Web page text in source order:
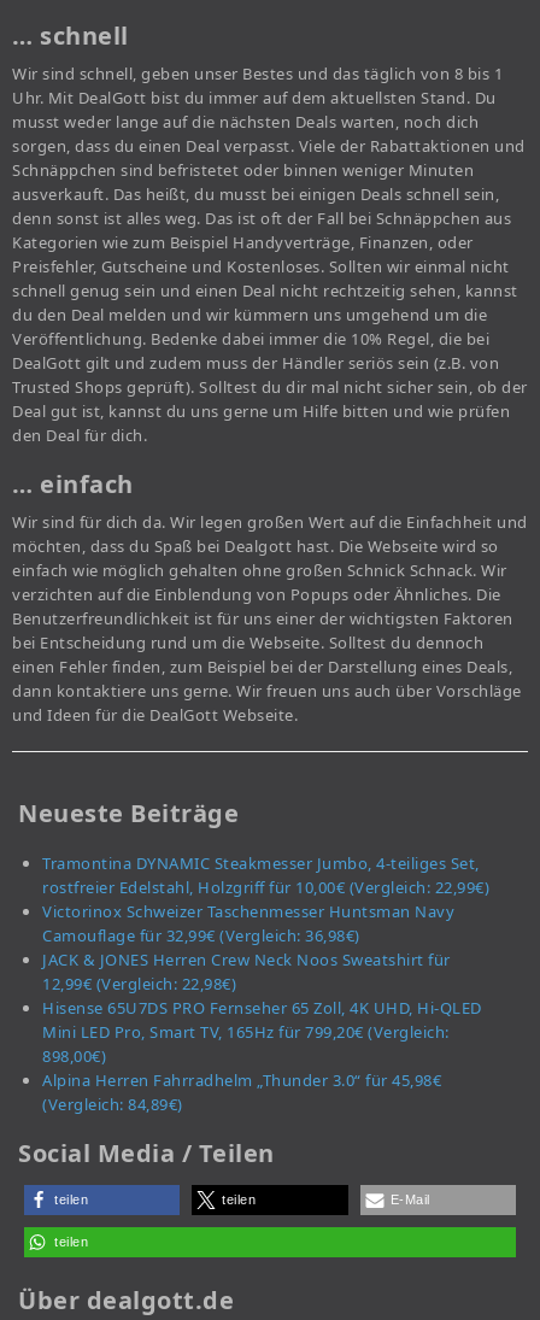
… schnell
Wir sind schnell, geben unser Bestes und das täglich von 8 bis 1
Uhr. Mit DealGott bist du immer auf dem aktuellsten Stand. Du
musst weder lange auf die nächsten Deals warten, noch dich
sorgen, dass du einen Deal verpasst. Viele der Rabattaktionen und
Schnäppchen sind befristetet oder binnen weniger Minuten
ausverkauft. Das heißt, du musst bei einigen Deals schnell sein,
denn sonst ist alles weg. Das ist oft der Fall bei Schnäppchen aus
Kategorien wie zum Beispiel Handyverträge, Finanzen, oder
Preisfehler, Gutscheine und Kostenloses. Sollten wir einmal nicht
schnell genug sein und einen Deal nicht rechtzeitig sehen, kannst
du den Deal melden und wir kümmern uns umgehend um die
Veröffentlichung. Bedenke dabei immer die 10% Regel, die bei
DealGott gilt und zudem muss der Händler seriös sein (z.B. von
Trusted Shops geprüft). Solltest du dir mal nicht sicher sein, ob der
Deal gut ist, kannst du uns gerne um Hilfe bitten und wie prüfen
den Deal für dich.
… einfach
Wir sind für dich da. Wir legen großen Wert auf die Einfachheit und
möchten, dass du Spaß bei Dealgott hast. Die Webseite wird so
einfach wie möglich gehalten ohne großen Schnick Schnack. Wir
verzichten auf die Einblendung von Popups oder Ähnliches. Die
Benutzerfreundlichkeit ist für uns einer der wichtigsten Faktoren
bei Entscheidung rund um die Webseite. Solltest du dennoch
einen Fehler finden, zum Beispiel bei der Darstellung eines Deals,
dann kontaktiere uns gerne. Wir freuen uns auch über Vorschläge
und Ideen für die DealGott Webseite.
Neueste Beiträge
Tramontina DYNAMIC Steakmesser Jumbo, 4-teiliges Set,
rostfreier Edelstahl, Holzgriff für 10,00€ (Vergleich: 22,99€)
Victorinox Schweizer Taschenmesser Huntsman Navy
Camouflage für 32,99€ (Vergleich: 36,98€)
JACK & JONES Herren Crew Neck Noos Sweatshirt für
12,99€ (Vergleich: 22,98€)
Hisense 65U7DS PRO Fernseher 65 Zoll, 4K UHD, Hi-QLED
Mini LED Pro, Smart TV, 165Hz für 799,20€ (Vergleich:
898,00€)
Alpina Herren Fahrradhelm „Thunder 3.0“ für 45,98€
(Vergleich: 84,89€)
Social Media / Teilen
teilen teilen E-Mail
teilen
Über dealgott.de